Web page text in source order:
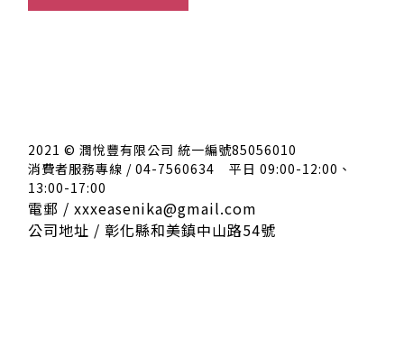
2021 © 潤悅豐有限公司 統一編號85056010
消費者服務專線 / 04-7560634 平日 09:00-12:00、
13:00-17:00
電郵 / xxxeasenika@gmail.com
公司地址 / 彰化縣和美鎮中山路54號